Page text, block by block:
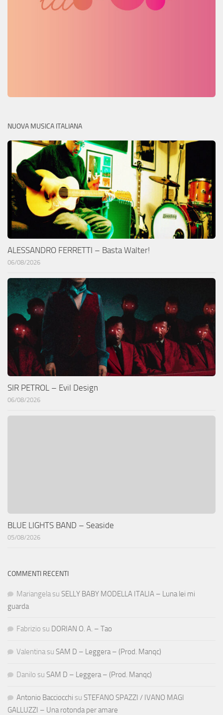
NUOVA MUSICA ITALIANA
ALESSANDRO FERRETTI – Basta Walter!
06/08/2026
SIR PETROL – Evil Design
06/08/2026
BLUE LIGHTS BAND – Seaside
05/08/2026
COMMENTI RECENTI
Mariangela su SELLY BABY MODELLA ITALIA – Luna lei mi
guarda
Fabrizio su DORIAN O. A. – Tao
Valentina su SAM D – Leggera – (Prod. Manqc)
Danilo su SAM D – Leggera – (Prod. Manqc)
Antonio Bacciocchi su STEFANO SPAZZI / IVANO MAGI
GALLUZZI – Una rotonda per amare